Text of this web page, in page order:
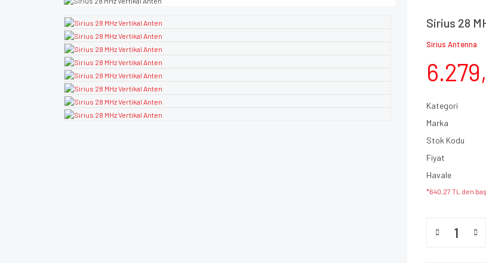
Sirius 28
Sirius Antenna
Kategori
Marka
Stok Kodu
Fiyat
Havale
*640,27 TL den